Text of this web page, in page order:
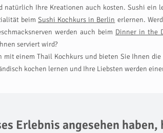
Ihre Kreationen auch kosten. Sushi
beimSushi Kochkurs in Berlin erlernen.
werden auch beim Dinner in the
serviert wird?
einem Thail Kochkurs und bieten Sie Ihnen
kochen lernen und Ihre Liebsten werden
Erlebnis angesehen haben,